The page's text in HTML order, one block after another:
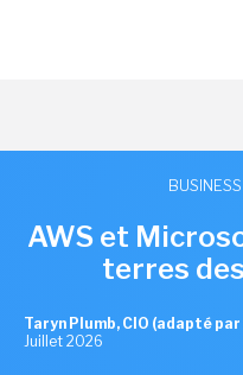
BUSINESS
AWS et
terres
Taryn Plumb, CIO (adapté
Juillet 2026